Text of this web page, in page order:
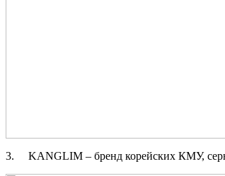
3. KANGLIM – бренд корейских КМУ,